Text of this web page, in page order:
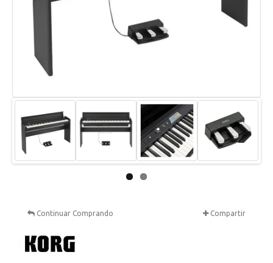
Next
Continuar Comprando Compartir